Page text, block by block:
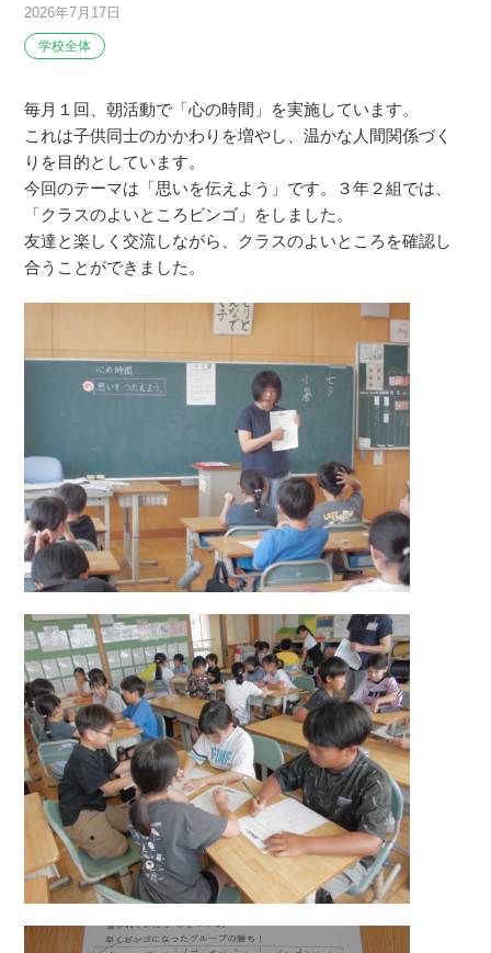
2026年7月17日
学校全体
毎月１回、朝活動で「心の時間」を実施しています。
これは子供同士のかかわりを増やし、温かな人間関係づく
りを目的としています。
今回のテーマは「思いを伝えよう」です。３年２組では、
「クラスのよいところビンゴ」をしました。
友達と楽しく交流しながら、クラスのよいところを確認し
合うことができました。